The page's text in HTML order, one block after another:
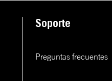
Soporte
Preguntas frecuentes